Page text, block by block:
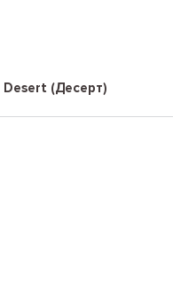
Desert (Десерт)